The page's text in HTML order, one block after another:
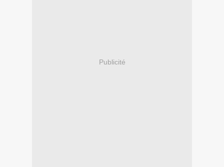
Publicité